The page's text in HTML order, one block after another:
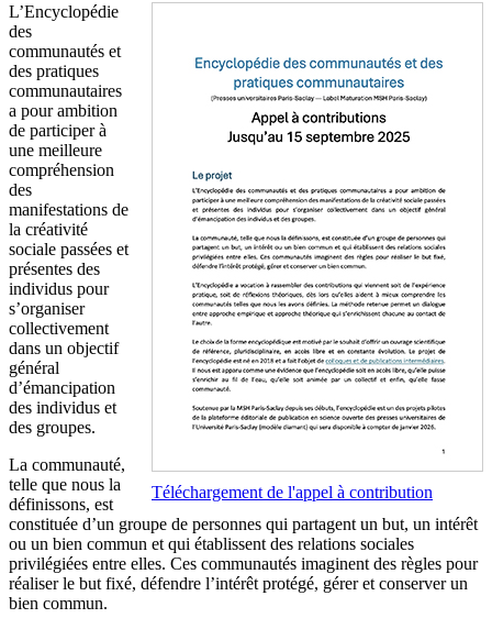
Téléchargement de l'appel à contribution
L’Encyclopédie
des
communautés et
des pratiques
communautaires
a pour ambition
de participer à
une meilleure
compréhension
des
manifestations de
la créativité
sociale passées et
présentes des
individus pour
s’organiser
collectivement
dans un objectif
général
d’émancipation
des individus et
des groupes.
La communauté,
telle que nous la
définissons, est
constituée d’un groupe de personnes qui partagent un but, un intérêt
ou un bien commun et qui établissent des relations sociales
privilégiées entre elles. Ces communautés imaginent des règles pour
réaliser le but fixé, défendre l’intérêt protégé, gérer et conserver un
bien commun.